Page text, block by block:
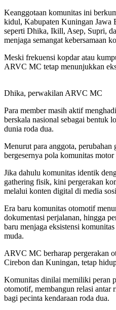
Keanggotaan komunitas ini
kidul, Kabupaten Kuningan Jawa
seperti Dhika, Ikill, Asep, Supri,
menjaga semangat kebersamaan
Meski frekuensi kopdar atau
ARVC MC tetap menunjukkan
Dhika, perwakilan ARVC MC
Para member masih aktif
berskala nasional sebagai bentuk
dunia roda dua.
Menurut para anggota,
bergesernya pola komunitas motor
Jika dahulu komunitas identik
gathering fisik, kini pergerakan
melalui konten digital di media
Era baru komunitas otomotif
dokumentasi perjalanan, hingga
baru menjaga eksistensi
muda.
ARVC MC berharap pergerakan
Cirebon dan Kuningan, tetap
Komunitas dinilai memiliki peran
otomotif, membangun relasi antar
bagi pecinta kendaraan roda dua.